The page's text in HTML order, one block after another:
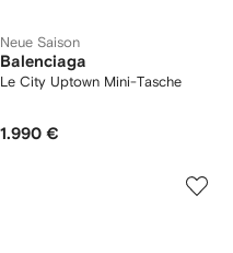
Neue Saison
Balenciaga
Le City Uptown Mini-Tasche
1.990 €